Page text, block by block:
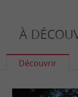
À
Découvrir